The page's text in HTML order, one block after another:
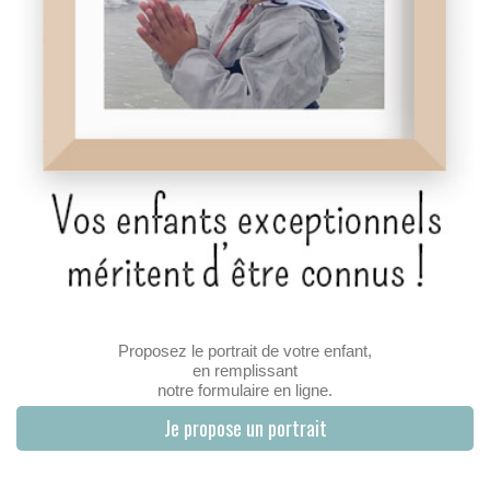
Proposez le portrait de votre enfant,
en remplissant
notre formulaire en ligne.
Je propose un portrait